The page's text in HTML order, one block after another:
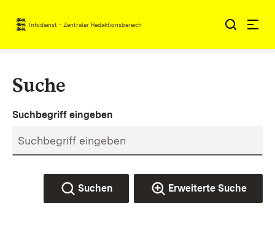
Infodienst - Zentraler Redaktionsbereich
Suche
Suchbegriff eingeben
Suchen Erweiterte Suche